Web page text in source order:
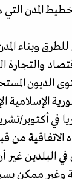
المدن
وبناء
والتجارة
الديون
الإسلامية
من
في البلدين
وغير ممكن